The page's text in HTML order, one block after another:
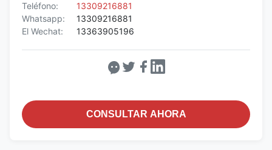
Teléfono:
13309216881
Whatsapp:
13309216881
El Wechat:
13363905196
CONSULTAR AHORA